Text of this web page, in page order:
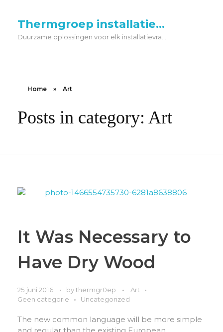
Thermgroep installatietechniek
Duurzame oplossingen voor elk installatievraagstuk. De Thermgroep is dè technische partner voor energiebesparende klimaat en warmtepomp-oplossingen.
Home » Art
Posts in category: Art
It Was Necessary to
Have Dry Wood
25 juni 2016 bythermgr0ep
Art
Geen categorie
Uncategorized
The new common language will be more simple